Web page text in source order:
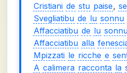
Cristiani de stu paise,
Svegliatibu de lu sonnu
Affacciatibu de lu
Affacciatibu alla
Mpizzati le ricche e
A calimera racconta la